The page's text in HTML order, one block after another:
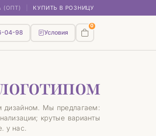
(ОПТ) КУПИТЬ В РОЗНИЦУ
04-98 Условия
0
дизайном. Мы предлагаем:
крутые варианты
у нас.